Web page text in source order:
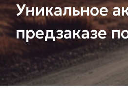
Уникальное
предзаказе